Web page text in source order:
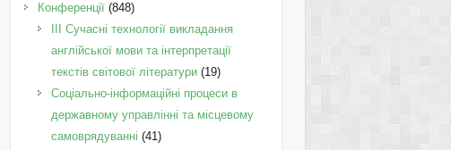
Конференції(848)
III Сучасні технології викладання
англійської мови та інтерпретації
текстів світової літератури(19)
Соціально-інформаційні процеси в
державному управлінні та місцевому
самоврядуванні (41)